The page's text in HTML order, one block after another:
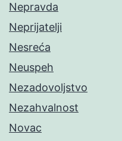
Nepravda
Neprijatelji
Nesreća
Neuspeh
Nezadovoljstvo
Nezahvalnost
Novac